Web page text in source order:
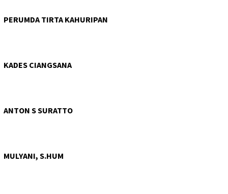
PERUMDA TIRTA KAHURIPAN
KADES CIANGSANA
ANTON S SURATTO
MULYANI, S.HUM